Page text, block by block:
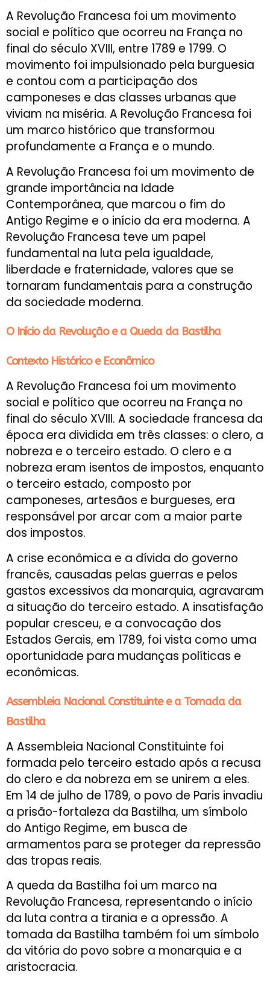
A Revolução Francesa foi um movimento
social e político que ocorreu na França no
final do século XVIII, entre 1789 e 1799. O
movimento foi impulsionado pela burguesia
e contou com a participação dos
camponeses e das classes urbanas que
viviam na miséria. A Revolução Francesa foi
um marco histórico que transformou
profundamente a França e o mundo.
A Revolução Francesa foi um movimento de
grande importância na Idade
Contemporânea, que marcou o fim do
Antigo Regime e o início da era moderna. A
Revolução Francesa teve um papel
fundamental na luta pela igualdade,
liberdade e fraternidade, valores que se
tornaram fundamentais para a construção
da sociedade moderna.
O Início da Revolução e a Queda da Bastilha
Contexto Histórico e Econômico
A Revolução Francesa foi um movimento
social e político que ocorreu na França no
final do século XVIII. A sociedade francesa da
época era dividida em três classes: o clero, a
nobreza e o terceiro estado. O clero e a
nobreza eram isentos de impostos, enquanto
o terceiro estado, composto por
camponeses, artesãos e burgueses, era
responsável por arcar com a maior parte
dos impostos.
A crise econômica e a dívida do governo
francês, causadas pelas guerras e pelos
gastos excessivos da monarquia, agravaram
a situação do terceiro estado. A insatisfação
popular cresceu, e a convocação dos
Estados Gerais, em 1789, foi vista como uma
oportunidade para mudanças políticas e
econômicas.
Assembleia Nacional Constituinte e a Tomada da
Bastilha
A Assembleia Nacional Constituinte foi
formada pelo terceiro estado após a recusa
do clero e da nobreza em se unirem a eles.
Em 14 de julho de 1789, o povo de Paris invadiu
a prisão-fortaleza da Bastilha, um símbolo
do Antigo Regime, em busca de
armamentos para se proteger da repressão
das tropas reais.
A queda da Bastilha foi um marco na
Revolução Francesa, representando o início
da luta contra a tirania e a opressão. A
tomada da Bastilha também foi um símbolo
da vitória do povo sobre a monarquia e a
aristocracia.